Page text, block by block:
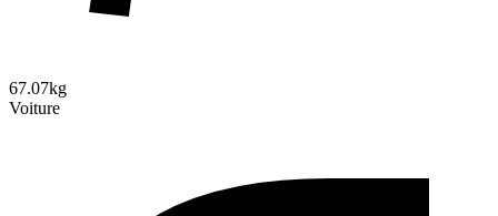
67.07kg
Voiture